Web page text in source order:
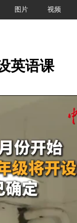
图片 视频
英语课